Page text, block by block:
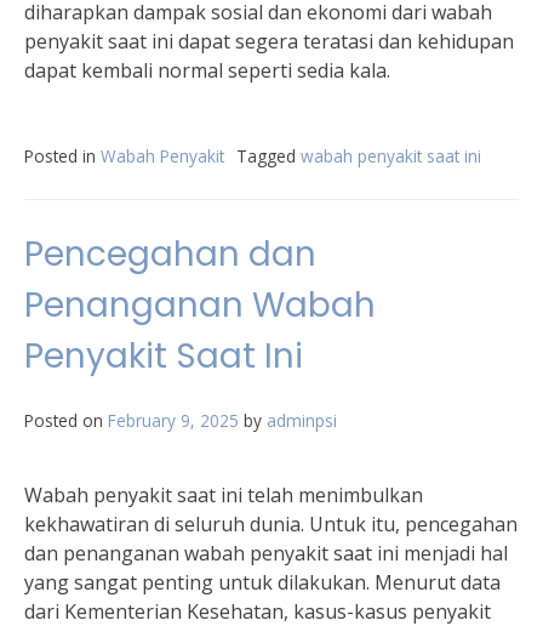
diharapkan dampak sosial dan ekonomi dari wabah
penyakit saat ini dapat segera teratasi dan kehidupan
dapat kembali normal seperti sedia kala.
Posted in Wabah Penyakit Tagged wabah penyakit saat ini
Pencegahan dan
Penanganan Wabah
Penyakit Saat Ini
Posted on February 9, 2025 by adminpsi
Wabah penyakit saat ini telah menimbulkan
kekhawatiran di seluruh dunia. Untuk itu, pencegahan
dan penanganan wabah penyakit saat ini menjadi hal
yang sangat penting untuk dilakukan. Menurut data
dari Kementerian Kesehatan, kasus-kasus penyakit